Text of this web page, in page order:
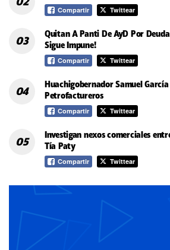
Compartir Twittear
Quitan A Panti De AyD Por
Sigue Impune!
Compartir Twittear
Huachigobernador Samuel
Petrofactureros
Compartir Twittear
Investigan nexos comerciales
Tía Paty
Compartir Twittear